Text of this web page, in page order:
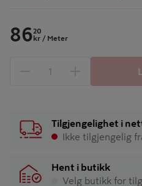
8620
kr / Meter
1 produkter
Tilgjengelighet i
Ikke tilgjengelig
Hent i butikk
Velg butikk for